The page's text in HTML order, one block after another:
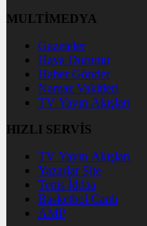
MULTİMEDYA
Gazeteler
Hava Durumu
Haber Gönder
Namaz Vakitleri
TV Yayın Akışları
HIZLI SERVİS
TV Yayın Akışları
Yazarlar Site
Tenis İddaa
Basketbol Canlı
AMP